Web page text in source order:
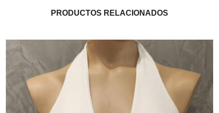
PRODUCTOS RELACIONADOS